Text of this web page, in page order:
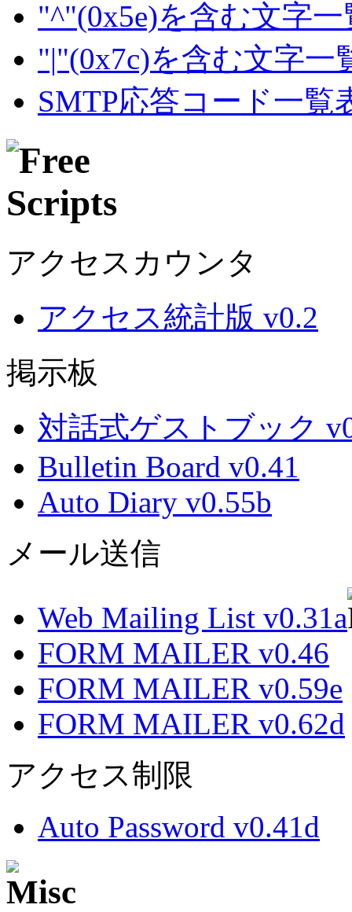
"^"(0x5e)を含む文字一
"|"(0x7c)を含む文字一
SMTP応答コード一覧
アクセスカウンタ
アクセス統計版 v0.2
掲示板
対話式ゲストブック
Bulletin Board v0.41
Auto Diary v0.55b
メール送信
Web Mailing List v0.31a
FORM MAILER v0.46
FORM MAILER v0.59e
FORM MAILER v0.62d
アクセス制限
Auto Password v0.41d